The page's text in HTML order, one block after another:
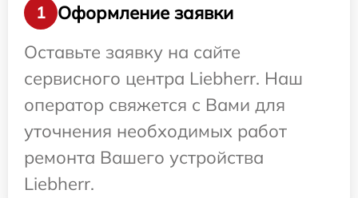
1
Оформление заявки
Оставьте заявку на сайте
сервисного центра Liebherr. Наш
оператор свяжется с Вами для
уточнения необходимых работ
ремонта Вашего устройства
Liebherr.